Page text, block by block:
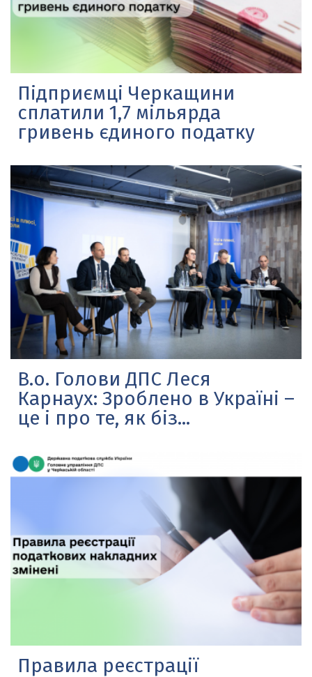
Підприємці Черкащини
сплатили 1,7 мільярда
гривень єдиного податку
В.о. Голови ДПС Леся
Карнаух: Зроблено в Україні –
це і про те, як біз...
Правила реєстрації